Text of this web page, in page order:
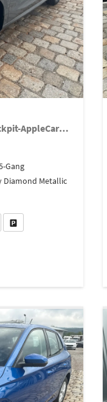
130 Jahre 1.0 MPI 80 PS-Virtuelles Cockpit-AppleCarplay-Android-Auto-LED-Klima-Tempomat-Rückfahrkamera-DAB-SHZ-15" Alu-sofort
Gang
Diamond Metallic
an (PDF)
Fahrzeug parken